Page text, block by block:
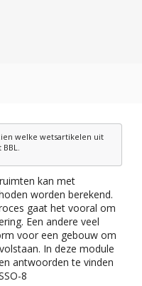
welke wetsartikelen uit
kan met
worden berekend.
gaat het vooral om
Een andere veel
voor een gebouw om
In deze module
antwoorden te vinden
8